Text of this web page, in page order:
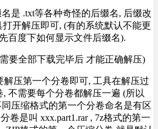
是 .txt等各种奇怪的后缀名, 后缀改
打开解压即可, (有的系统默认不能更
百度下如何显示文件后缀名).
要全部下载完毕后 才能正确解压)
解压第一个分卷即可, 工具在解压过
不需要每个分卷都解压一遍 (所以
压缩格式的第一个分卷命名是有区
卷是叫 xxx.part1.rar , 7z格式的第一